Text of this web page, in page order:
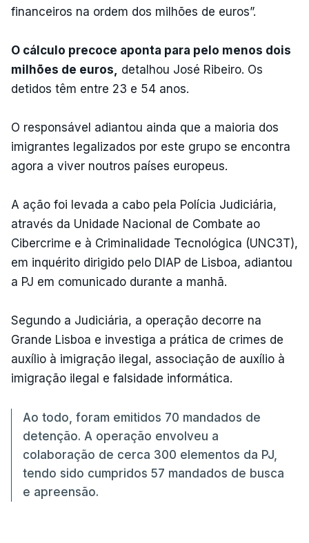
financeiros na ordem dos milhões de euros”.
O cálculo precoce aponta para pelo menos dois
milhões de euros,
detalhou José Ribeiro. Os
detidos têm entre 23 e 54 anos.
O responsável adiantou ainda que a maioria dos
imigrantes legalizados por este grupo se encontra
agora a viver noutros países europeus.
A ação foi levada a cabo pela Polícia Judiciária,
através da Unidade Nacional de Combate ao
Cibercrime e à Criminalidade Tecnológica (UNC3T),
em inquérito dirigido pelo DIAP de Lisboa, adiantou
a PJ em comunicado durante a manhã.
Segundo a Judiciária, a operação decorre na
Grande Lisboa e investiga a prática de crimes de
auxílio à imigração ilegal, associação de auxílio à
imigração ilegal e falsidade informática.
Ao todo, foram emitidos 70 mandados de
detenção. A operação envolveu a
colaboração de cerca 300 elementos da PJ,
tendo sido cumpridos 57 mandados de busca
e apreensão.